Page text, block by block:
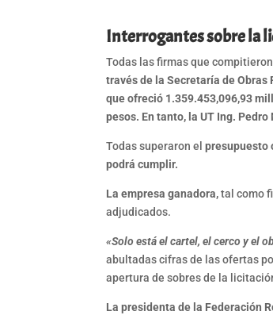
Interrogantes sobre la
Todas las firmas que
través de la Secretaría de
que ofreció 1.359.453,096,93
pesos. En tanto, la UT Ing.
Todas superaron elpresupuesto
podrá cumplir.
La empresa ganadora,tal como
adjudicados.
«Solo está el cartel, el cerco y el
abultadas cifras de las ofertas
apertura de sobres de la
La presidenta de la Federación